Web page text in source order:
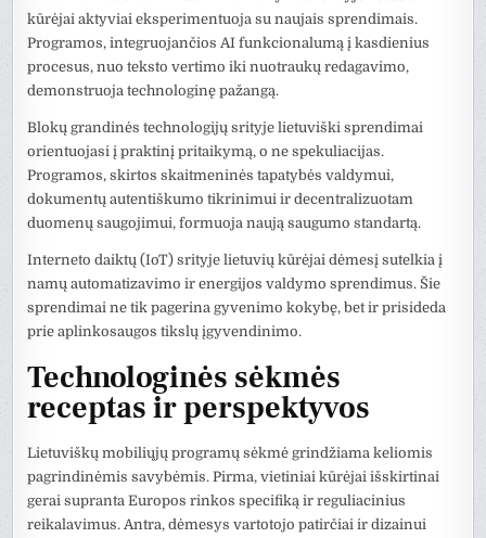
kūrėjai aktyviai eksperimentuoja su naujais sprendimais.
Programos, integruojančios AI funkcionalumą į kasdienius
procesus, nuo teksto vertimo iki nuotraukų redagavimo,
demonstruoja technologinę pažangą.
Blokų grandinės technologijų srityje lietuviški sprendimai
orientuojasi į praktinį pritaikymą, o ne spekuliacijas.
Programos, skirtos skaitmeninės tapatybės valdymui,
dokumentų autentiškumo tikrinimui ir decentralizuotam
duomenų saugojimui, formuoja naują saugumo standartą.
Interneto daiktų (IoT) srityje lietuvių kūrėjai dėmesį sutelkia į
namų automatizavimo ir energijos valdymo sprendimus. Šie
sprendimai ne tik pagerina gyvenimo kokybę, bet ir prisideda
prie aplinkosaugos tikslų įgyvendinimo.
Technologinės sėkmės
receptas ir perspektyvos
Lietuviškų mobiliųjų programų sėkmė grindžiama keliomis
pagrindinėmis savybėmis. Pirma, vietiniai kūrėjai išskirtinai
gerai supranta Europos rinkos specifiką ir reguliacinius
reikalavimus. Antra, dėmesys vartotojo patirčiai ir dizainui